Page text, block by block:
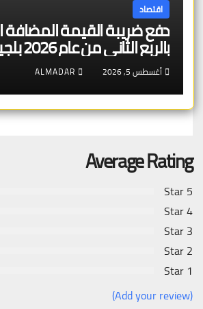
اقتصاد
دفع ضريبة القيمة المضافة
بالربع الثاني من عام 2026 بلجيكا
أغسطس 5, 2026 ALMADAR
Average Rating
5 Star
4 Star
3 Star
2 Star
1 Star
(Add your review)